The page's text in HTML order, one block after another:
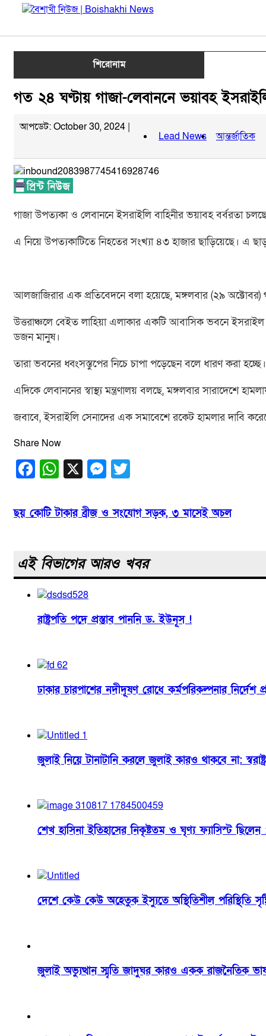
শিরোনাম
গত ২৪ ঘণ্টায় গাজা-লেবাননে ভয়াবহ
আপডেট: October 30, 2024 |
Lead News আন্তর্জাতিক
গাজা উপত্যকা ও লেবাননে ইসরাইলি বাহিনীর ভয়াবহ বর্বরতা
এ নিয়ে উপত্যকাটিতে নিহতের সংখ্যা ৪৩ হাজার ছাড়িয়েছে। এ
আলজাজিরার এক প্রতিবেদনে বলা হয়েছে, মঙ্গলবার (২৯ অক্টোবর)
উত্তরাঞ্চলে বেইত লাহিয়া এলাকার একটি আবাসিক ভবনে
ডজন মানুষ।
তারা ভবনের ধ্বংসস্তুপের নিচে চাপা পড়েছেন বলে ধারণ করা
এদিকে লেবাননের স্বাস্থ্য মন্ত্রণালয় বলছে, মঙ্গলবার সারাদেশে
জবাবে, ইসরাইলি সেনাদের এক সমাবেশে রকেট হামলার দাবি
Share Now
Facebook
WhatsApp
X Messenger
Post
navigation
ছয় কোটি টাকার ব্রীজ ও সংযোগ সড়ক, ৩ মাসেই অচল
এই বিভাগের আরও খবর
রাষ্ট্রপতি পদে প্রস্তাব পাননি ড. ইউনূস !
ঢাকার চারপাশের নদীদূষণ রোধে কর্মপরিকল্পনার নির্দেশ
জুলাই নিয়ে টানাটানি করলে জুলাই কারও থাকবে না:
শেখ হাসিনা ইতিহাসের নিকৃষ্টতম ও ঘৃণ্য ফ্যাসিস্ট
দেশে কেউ কেউ অহেতুক ইস্যুতে অস্থিতিশীল পরিস্থিতি
জুলাই অভ্যুত্থান স্মৃতি জাদুঘর কারও একক রাজনৈতিক ভাষ্য